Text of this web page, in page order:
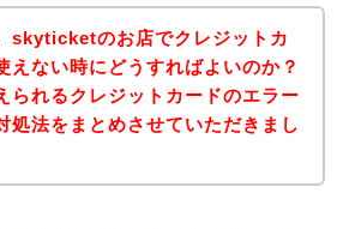
skyticketのお店でクレジットカ
えない時にどうすればよいのか？
られるクレジットカードのエラー
処法をまとめさせていただきまし